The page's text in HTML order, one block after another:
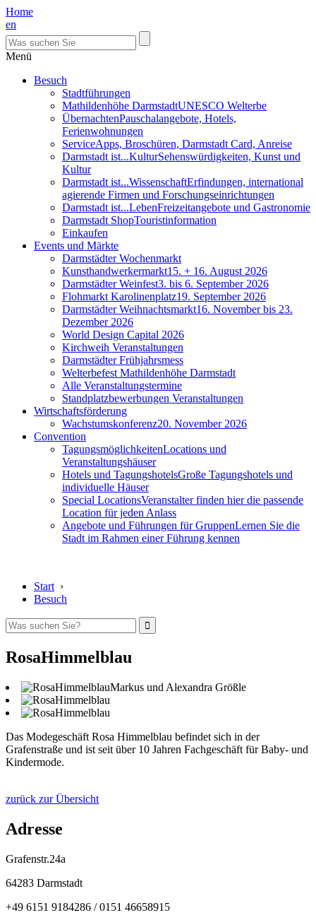
Home
en
Menü
Besuch
Stadtführungen
Mathildenhöhe DarmstadtUNESCO Welterbe
ÜbernachtenPauschalangebote, Hotels,
Ferienwohnungen
ServiceApps, Broschüren, Darmstadt Card, Anreise
Darmstadt ist...KulturSehenswürdigkeiten, Kunst und
Kultur
Darmstadt ist...WissenschaftErfindungen, international
agierende Firmen und Forschungseinrichtungen
Darmstadt ist...LebenFreizeitangebote und Gastronomie
Darmstadt ShopTouristinformation
Einkaufen
Events und Märkte
Darmstädter Wochenmarkt
Kunsthandwerkermarkt15. + 16. August 2026
Darmstädter Weinfest3. bis 6. September 2026
Flohmarkt Karolinenplatz19. September 2026
Darmstädter Weihnachtsmarkt16. November bis 23.
Dezember 2026
World Design Capital 2026
Kirchweih Veranstaltungen
Darmstädter Frühjahrsmess
Welterbefest Mathildenhöhe Darmstadt
Alle Veranstaltungstermine
Standplatzbewerbungen Veranstaltungen
Wirtschaftsförderung
Wachstumskonferenz20. November 2026
Convention
TagungsmöglichkeitenLocations und
Veranstaltungshäuser
Hotels und TagungshotelsGroße Tagungshotels und
individuelle Häuser
Special LocationsVeranstalter finden hier die passende
Location für jeden Anlass
Angebote und Führungen für GruppenLernen Sie die
Stadt im Rahmen einer Führung kennen
Start ›
Besuch
RosaHimmelblau
Markus und Alexandra Größle
Das Modegeschäft Rosa Himmelblau befindet sich in der
Grafenstraße und ist seit über 10 Jahren Fachgeschäft für Baby- und
Kindermode.
zurück zur Übersicht
Adresse
Grafenstr.24a
64283 Darmstadt
+49 6151 9184286 / 0151 46658915